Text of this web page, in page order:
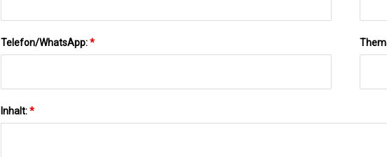
Telefon/WhatsApp:*
Inhalt:*